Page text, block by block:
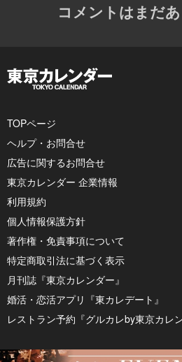
コメントはまだあ
TOPページ
ヘルプ・お問合せ
広告に関するお問合せ
東京カレンダー 企業情報
利用規約
個人情報保護方針
著作権・免責事項について
特定商取引法に基づく表示
月刊誌『東京カレンダー』
婚活・恋活アプリ『東カレデート』
レストラン予約『グルカレby東京カレ